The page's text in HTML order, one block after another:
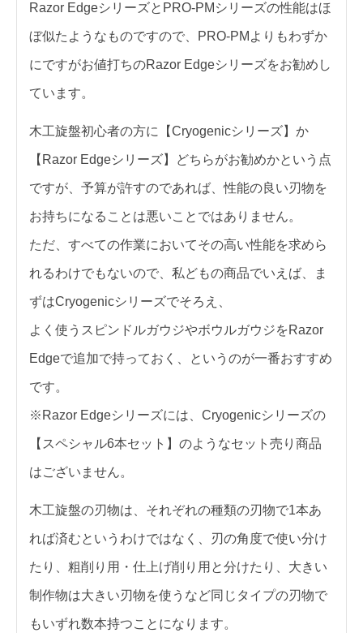
Razor EdgeシリーズとPRO-PMシリーズの性能はほ
ぼ似たようなものですので、PRO-PMよりもわずか
にですがお値打ちのRazor Edgeシリーズをお勧めし
ています。
木工旋盤初心者の方に【Cryogenicシリーズ】か
【Razor Edgeシリーズ】どちらがお勧めかという点
ですが、予算が許すのであれば、性能の良い刃物を
お持ちになることは悪いことではありません。
ただ、すべての作業においてその高い性能を求めら
れるわけでもないので、私どもの商品でいえば、ま
ずはCryogenicシリーズでそろえ、
よく使うスピンドルガウジやボウルガウジをRazor
Edgeで追加で持っておく、というのが一番おすすめ
です。
※Razor Edgeシリーズには、Cryogenicシリーズの
【スペシャル6本セット】のようなセット売り商品
はございません。
木工旋盤の刃物は、それぞれの種類の刃物で1本あ
れば済むというわけではなく、刃の角度で使い分け
たり、粗削り用・仕上げ削り用と分けたり、大きい
制作物は大きい刃物を使うなど同じタイプの刃物で
もいずれ数本持つことになります。